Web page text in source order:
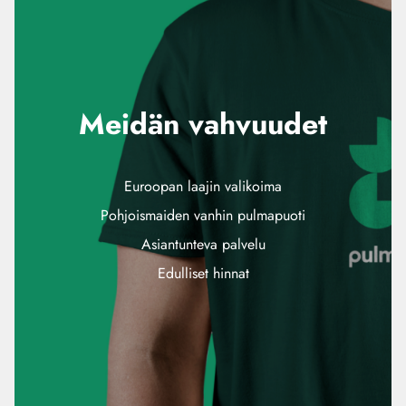
Meidän vahvuudet
Euroopan laajin valikoima
Pohjoismaiden vanhin pulmapuoti
Asiantunteva palvelu
Edulliset hinnat